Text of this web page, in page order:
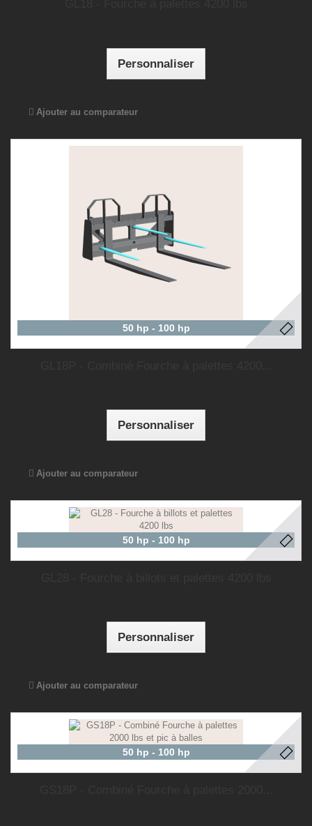
Personnaliser
Ajouter au comparateur
50 hp - 100 hp
Personnaliser
Ajouter au comparateur
50 hp - 100 hp
Personnaliser
Ajouter au comparateur
50 hp - 100 hp